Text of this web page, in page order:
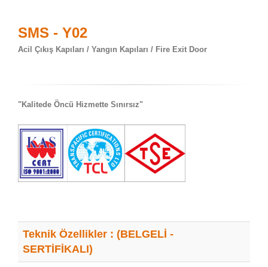
SMS - Y02
Acil Çıkış Kapıları / Yangın Kapıları / Fire Exit Door
"Kalitede Öncü Hizmette Sınırsız"
Teknik Özellikler : (BELGELİ -
SERTİFİKALI)